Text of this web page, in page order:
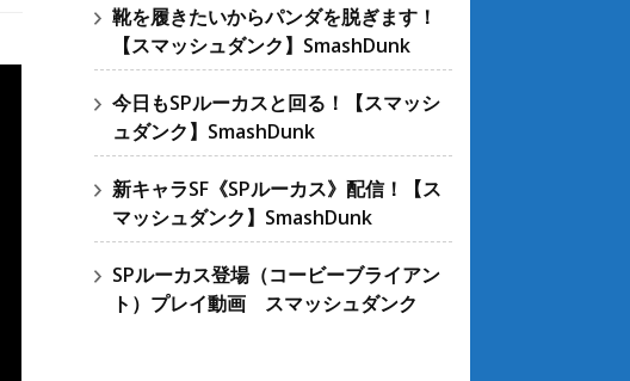
靴を履きたいからパンダを脱ぎます！
【スマッシュダンク】SmashDunk
今日もSPルーカスと回る！【スマッシ
ュダンク】SmashDunk
新キャラSF《SPルーカス》配信！【ス
マッシュダンク】SmashDunk
SPルーカス登場（コービーブライアン
ト）プレイ動画 スマッシュダンク